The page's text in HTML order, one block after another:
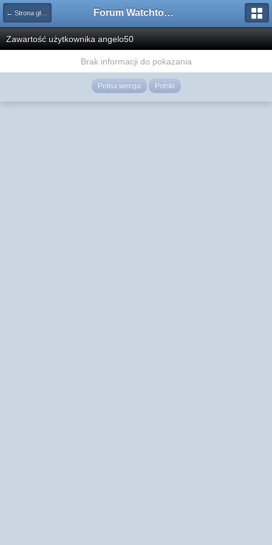
← Strona główna Forum Watchtower
Zawartość użytkownika angelo50
Brak informacji do pokazania
Pełna wersja Polski